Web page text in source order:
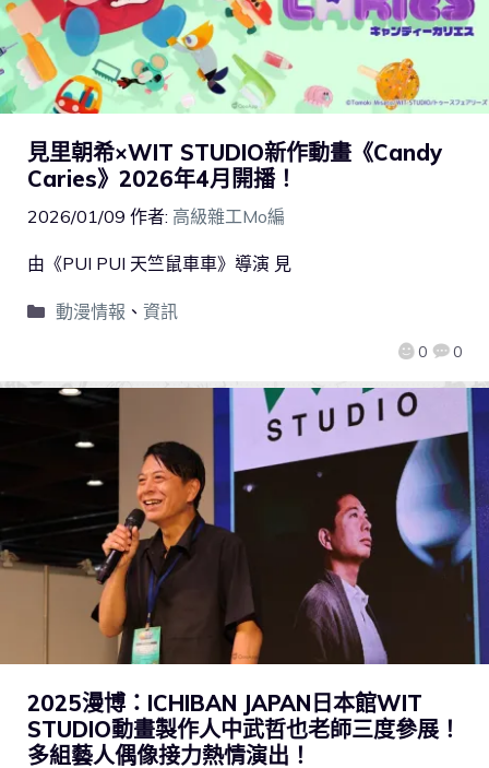
見里朝希×WIT STUDIO新作動畫《Candy
Caries》2026年4月開播！
2026/01/09 作者: 高級雜工Mo編
0 0
由《PUI PUI 天竺鼠車車》導演 見
動漫情報 、 資訊
2025漫博：ICHIBAN JAPAN日本館WIT
STUDIO動畫製作人中武哲也老師三度參展！
多組藝人偶像接力熱情演出！